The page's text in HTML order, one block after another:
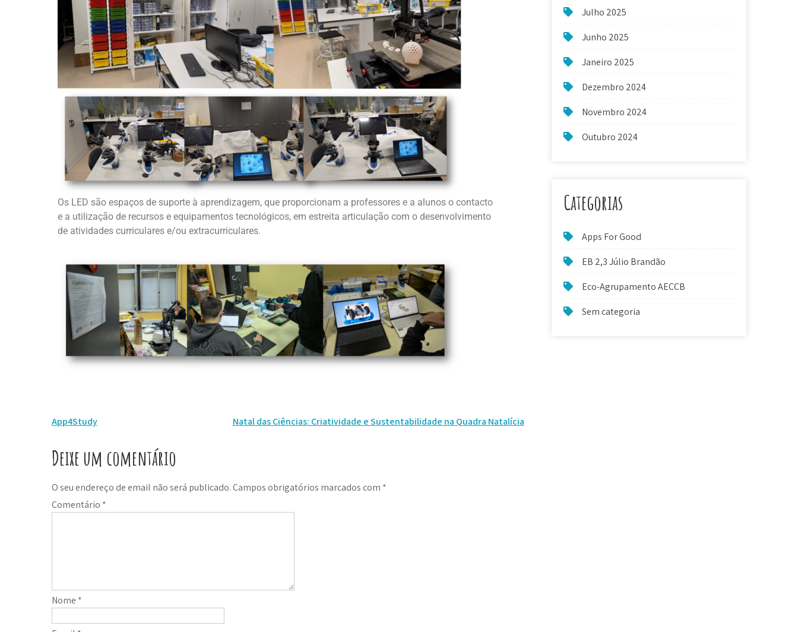
Os LED são espaços de suporte à aprendizagem, que proporcionam a professores e a alunos o contacto
e a utilização de recursos e equipamentos tecnológicos, em estreita articulação com o desenvolvimento
de atividades curriculares e/ou extracurriculares.
App4Study Natal das Ciências: Criatividade e Sustentabilidade na Quadra Natalícia
Deixe um comentário
O seu endereço de email não será publicado.Campos obrigatórios marcados com *
Comentário *
Nome *
Julho 2025
Junho 2025
Janeiro 2025
Dezembro 2024
Novembro 2024
Outubro 2024
Categorias
Apps For Good
EB 2,3 Júlio Brandão
Eco-Agrupamento AECCB
Sem categoria